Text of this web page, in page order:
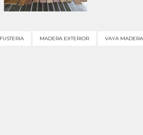
FUSTERIA MADERA EXTERIOR VAYA MADERA